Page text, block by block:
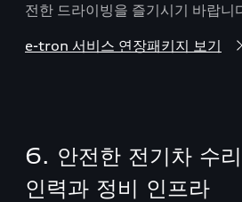
전한 드라이빙을 즐기시기 바랍니
e-tron 서비스 연장패키지 보기
6. 안전한 전기차 수
인력과 정비 인프라